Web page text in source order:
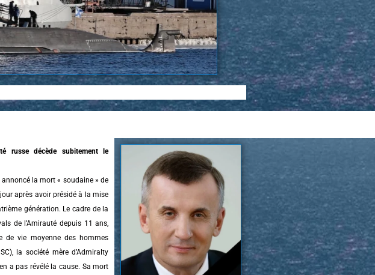
russe décède subitement le
la mort « soudaine » de
après avoir présidé à la mise
génération. Le cadre de la
de l’Amirauté depuis 11 ans,
de vie moyenne des hommes
la société mère d’Admiralty
a pas révélé la cause. Sa mort